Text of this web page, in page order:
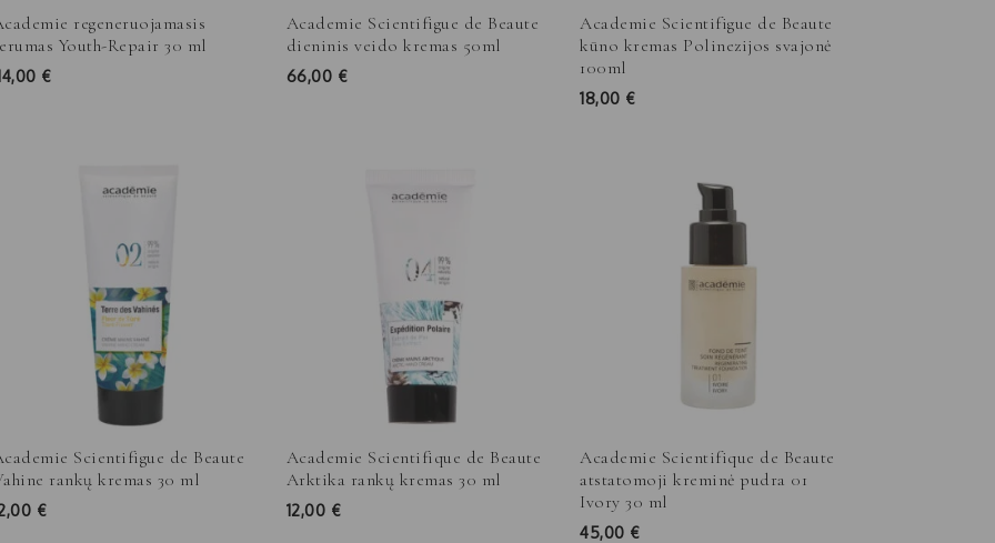
regeneruojamasis
Youth-Repair 30 ml
€
Academie Scientifigue de Beaute
dieninis veido kremas 50ml
66,00 €
Academie Scientifigue de Beaute
kūno kremas Polinezijos svajonė
100ml
18,00 €
Scientifigue de Beaute
rankų kremas 30 ml
€
Academie Scientifique de Beaute
Arktika rankų kremas 30 ml
12,00 €
Academie Scientifique de Beaute
atstatomoji kreminė pudra 01
Ivory 30 ml
45,00 €